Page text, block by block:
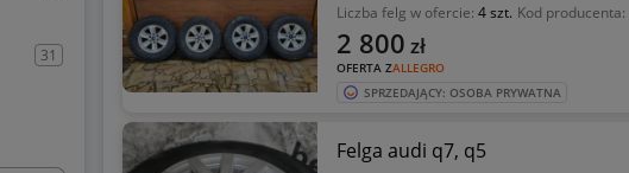
31
Liczba felg w ofercie: 4 szt. Kod producenta:
OFERTA ZALLEGRO
2 800 zł
SPRZEDAJĄCY: OSOBA PRYWATNA
Felga audi q7, q5